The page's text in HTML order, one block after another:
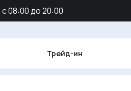
08:00 до 20:00
Трейд-ин